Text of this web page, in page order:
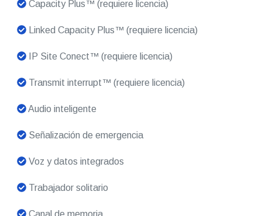
Capacity Plus™ (requiere licencia)
Linked Capacity Plus™ (requiere licencia)
IP Site Conect™ (requiere licencia)
Transmit interrupt™ (requiere licencia)
Audio inteligente
Señalización de emergencia
Voz y datos integrados
Trabajador solitario